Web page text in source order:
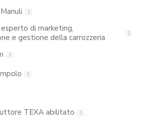
1
di marketing,
e gestione della carrozzeria
1
1
1
TEXA abilitato 1